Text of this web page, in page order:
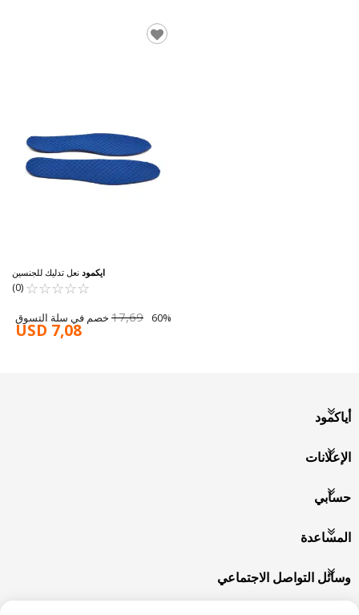
ايكمود نعل تدليك للجنسين
☆
☆
☆
☆
☆ ★
★
★
★
★
(0)
17,69 60% خصم في سلة التسوق
USD 7,08
أياكمود
الإعلانات
حسابي
المساعدة
وسائل التواصل الاجتماعي